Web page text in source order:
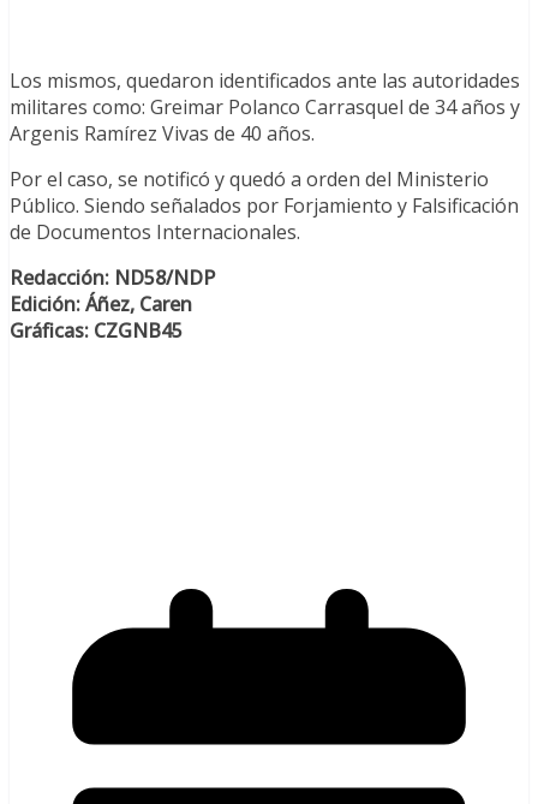
Los mismos, quedaron identificados ante las autoridades
militares como: Greimar Polanco Carrasquel de 34 años y
Argenis Ramírez Vivas de 40 años.
Por el caso, se notificó y quedó a orden del Ministerio
Público. Siendo señalados por Forjamiento y Falsificación
de Documentos Internacionales.
Redacción: ND58/NDP
Edición: Áñez, Caren
Gráficas: CZGNB45